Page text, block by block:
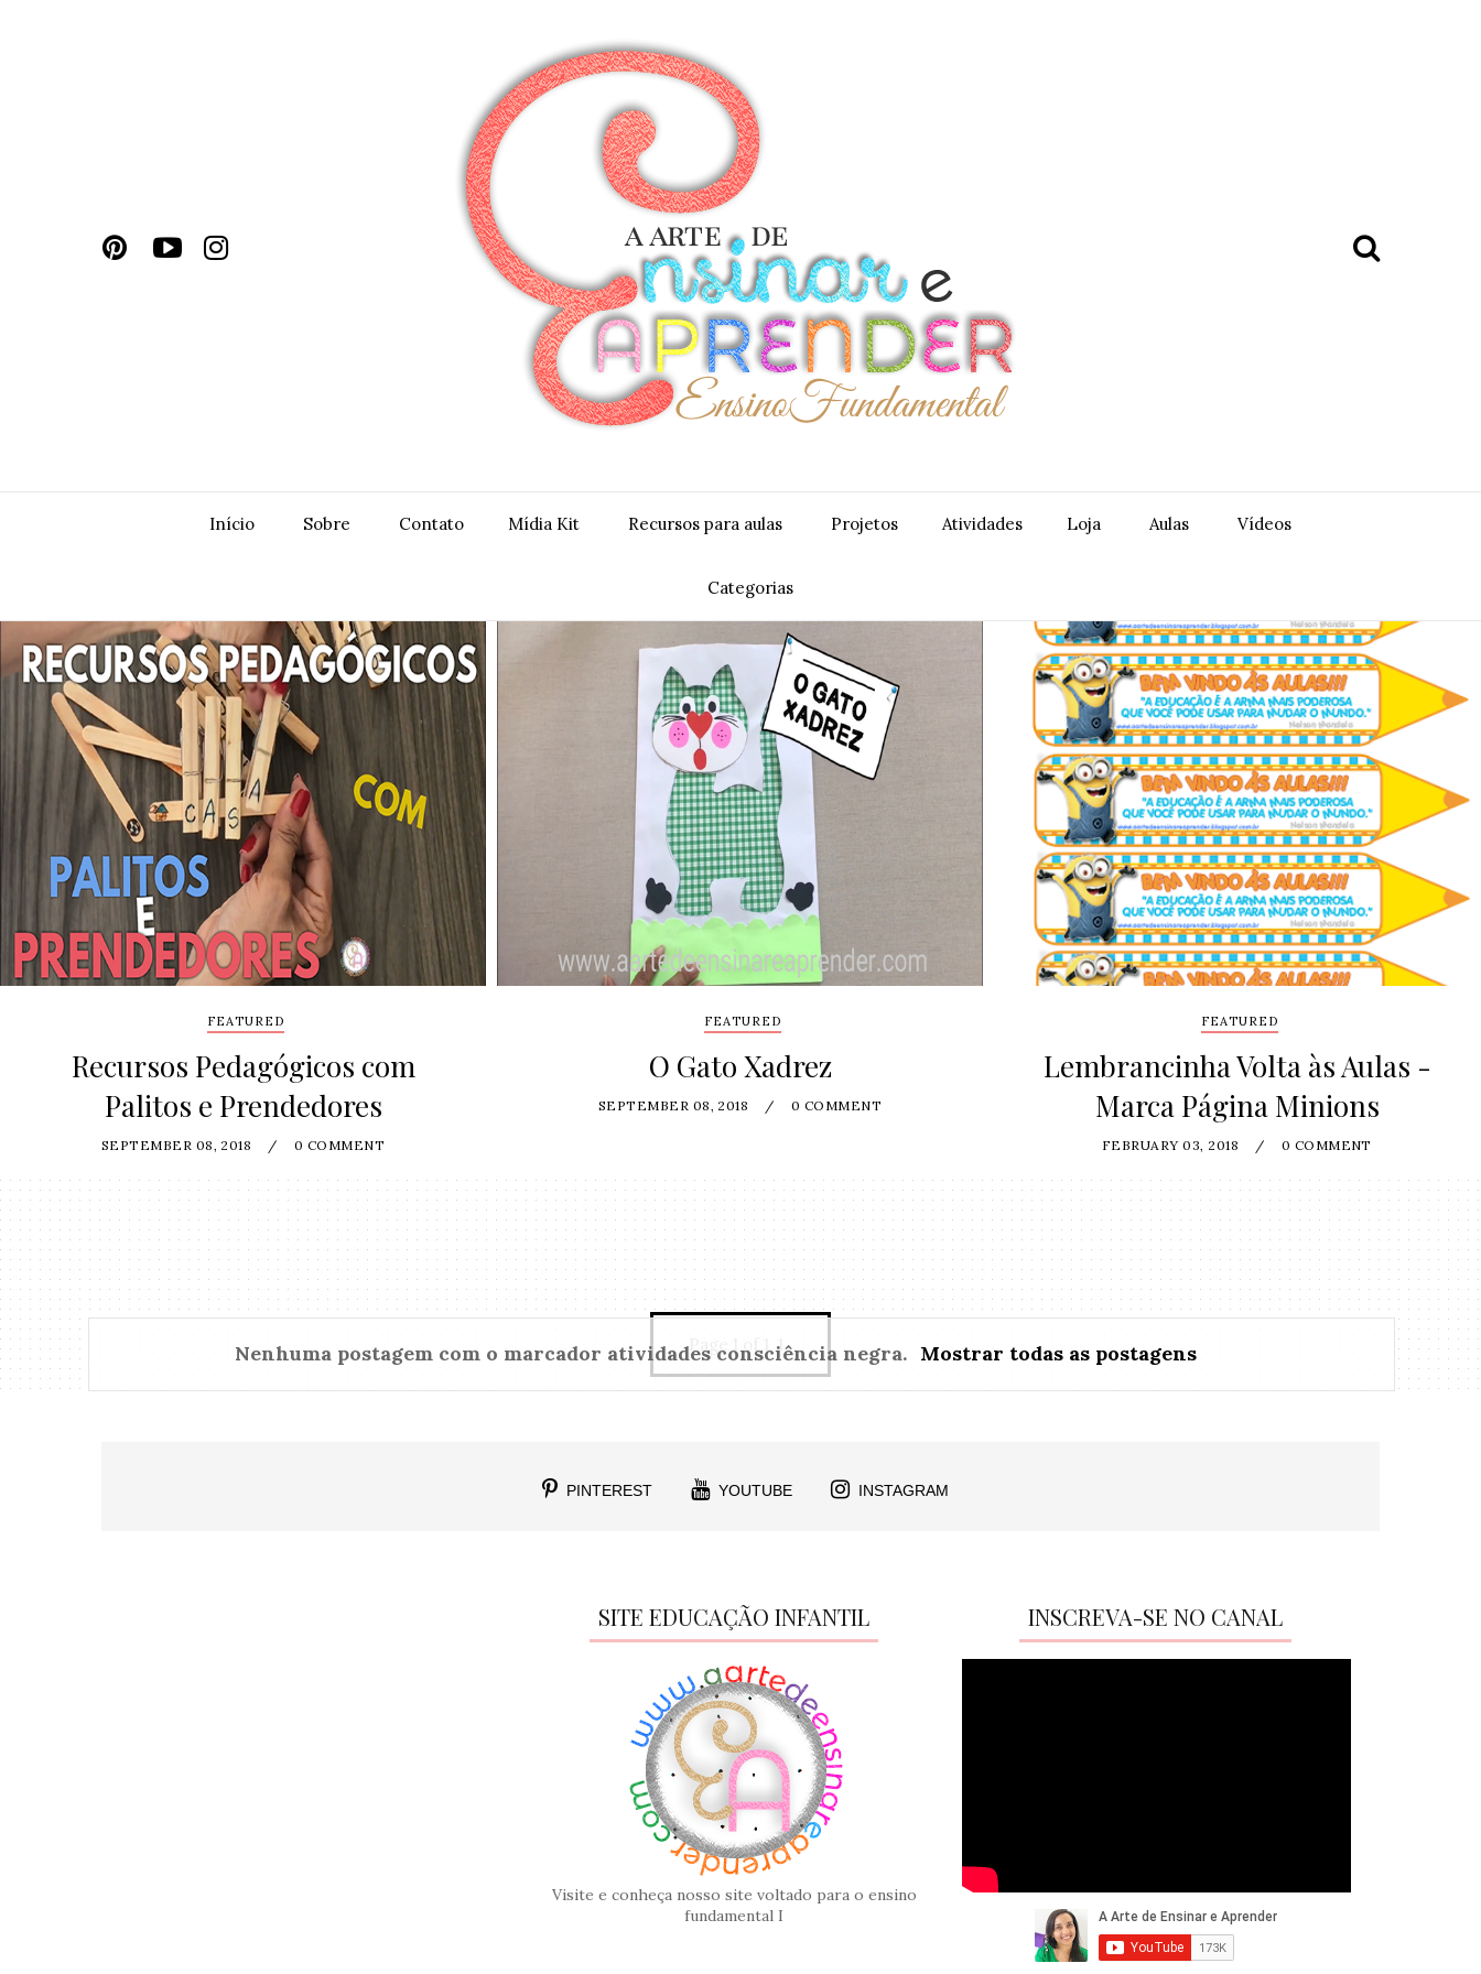
Início Sobre Contato Mídia Kit Recursos para aulas Projetos Atividades Loja Aulas Vídeos
Categorias
FEATURED
Recursos Pedagógicos com
Palitos e Prendedores
SEPTEMBER 08, 2018 / 0 COMMENT
FEATURED
O Gato Xadrez
SEPTEMBER 08, 2018 / 0 COMMENT
FEATURED
Lembrancinha Volta às Aulas -
Marca Página Minions
FEBRUARY 03, 2018 / 0 COMMENT
Nenhuma postagem com o marcador atividades consciência negra. Mostrar todas as postagens
1
PINTEREST YOUTUBE INSTAGRAM
SITE EDUCAÇÃO INFANTIL
Visite e conheça nosso site voltado para o ensino
fundamental I
INSCREVA-SE NO CANAL